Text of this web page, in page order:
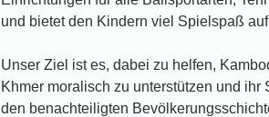
und bietet den Kindern viel Spielspaß
Unser Ziel ist es, dabei zu helfen,
Khmer moralisch zu unterstützen und
den benachteiligten